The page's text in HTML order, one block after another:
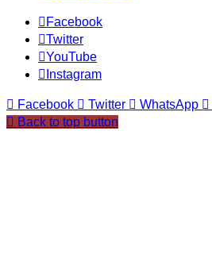
Facebook
Twitter
YouTube
Instagram
Facebook Twitter WhatsApp
Back to top button